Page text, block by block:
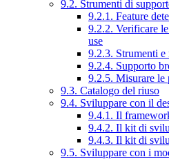
9.2. Strumenti di
9.2.1. Feature
9.2.2. Verificare
use
9.2.3. Strumenti e
9.2.4. Supporto
9.2.5. Misurare le
9.3. Catalogo del riuso
9.4. Sviluppare con il
9.4.1. Il
9.4.2. Il kit di
9.4.3. Il kit di
9.5. Sviluppare con i